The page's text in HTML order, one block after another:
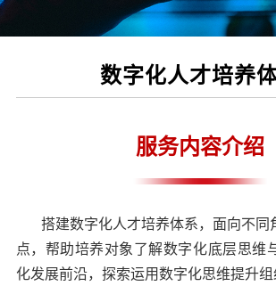
数字化人才培养
服务内容介绍
搭建数字化人才培养体系，面向不同
点，帮助培养对象了解数字化底层思维
化发展前沿，探索运用数字化思维提升组